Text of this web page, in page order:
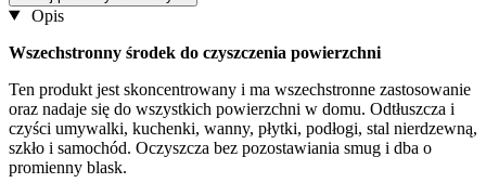
Opis
Wszechstronny środek do czyszczenia powierzchni
Ten produkt jest skoncentrowany i ma wszechstronne zastosowanie
oraz nadaje się do wszystkich powierzchni w domu. Odtłuszcza i
czyści umywalki, kuchenki, wanny, płytki, podłogi, stal nierdzewną,
szkło i samochód. Oczyszcza bez pozostawiania smug i dba o
promienny blask.